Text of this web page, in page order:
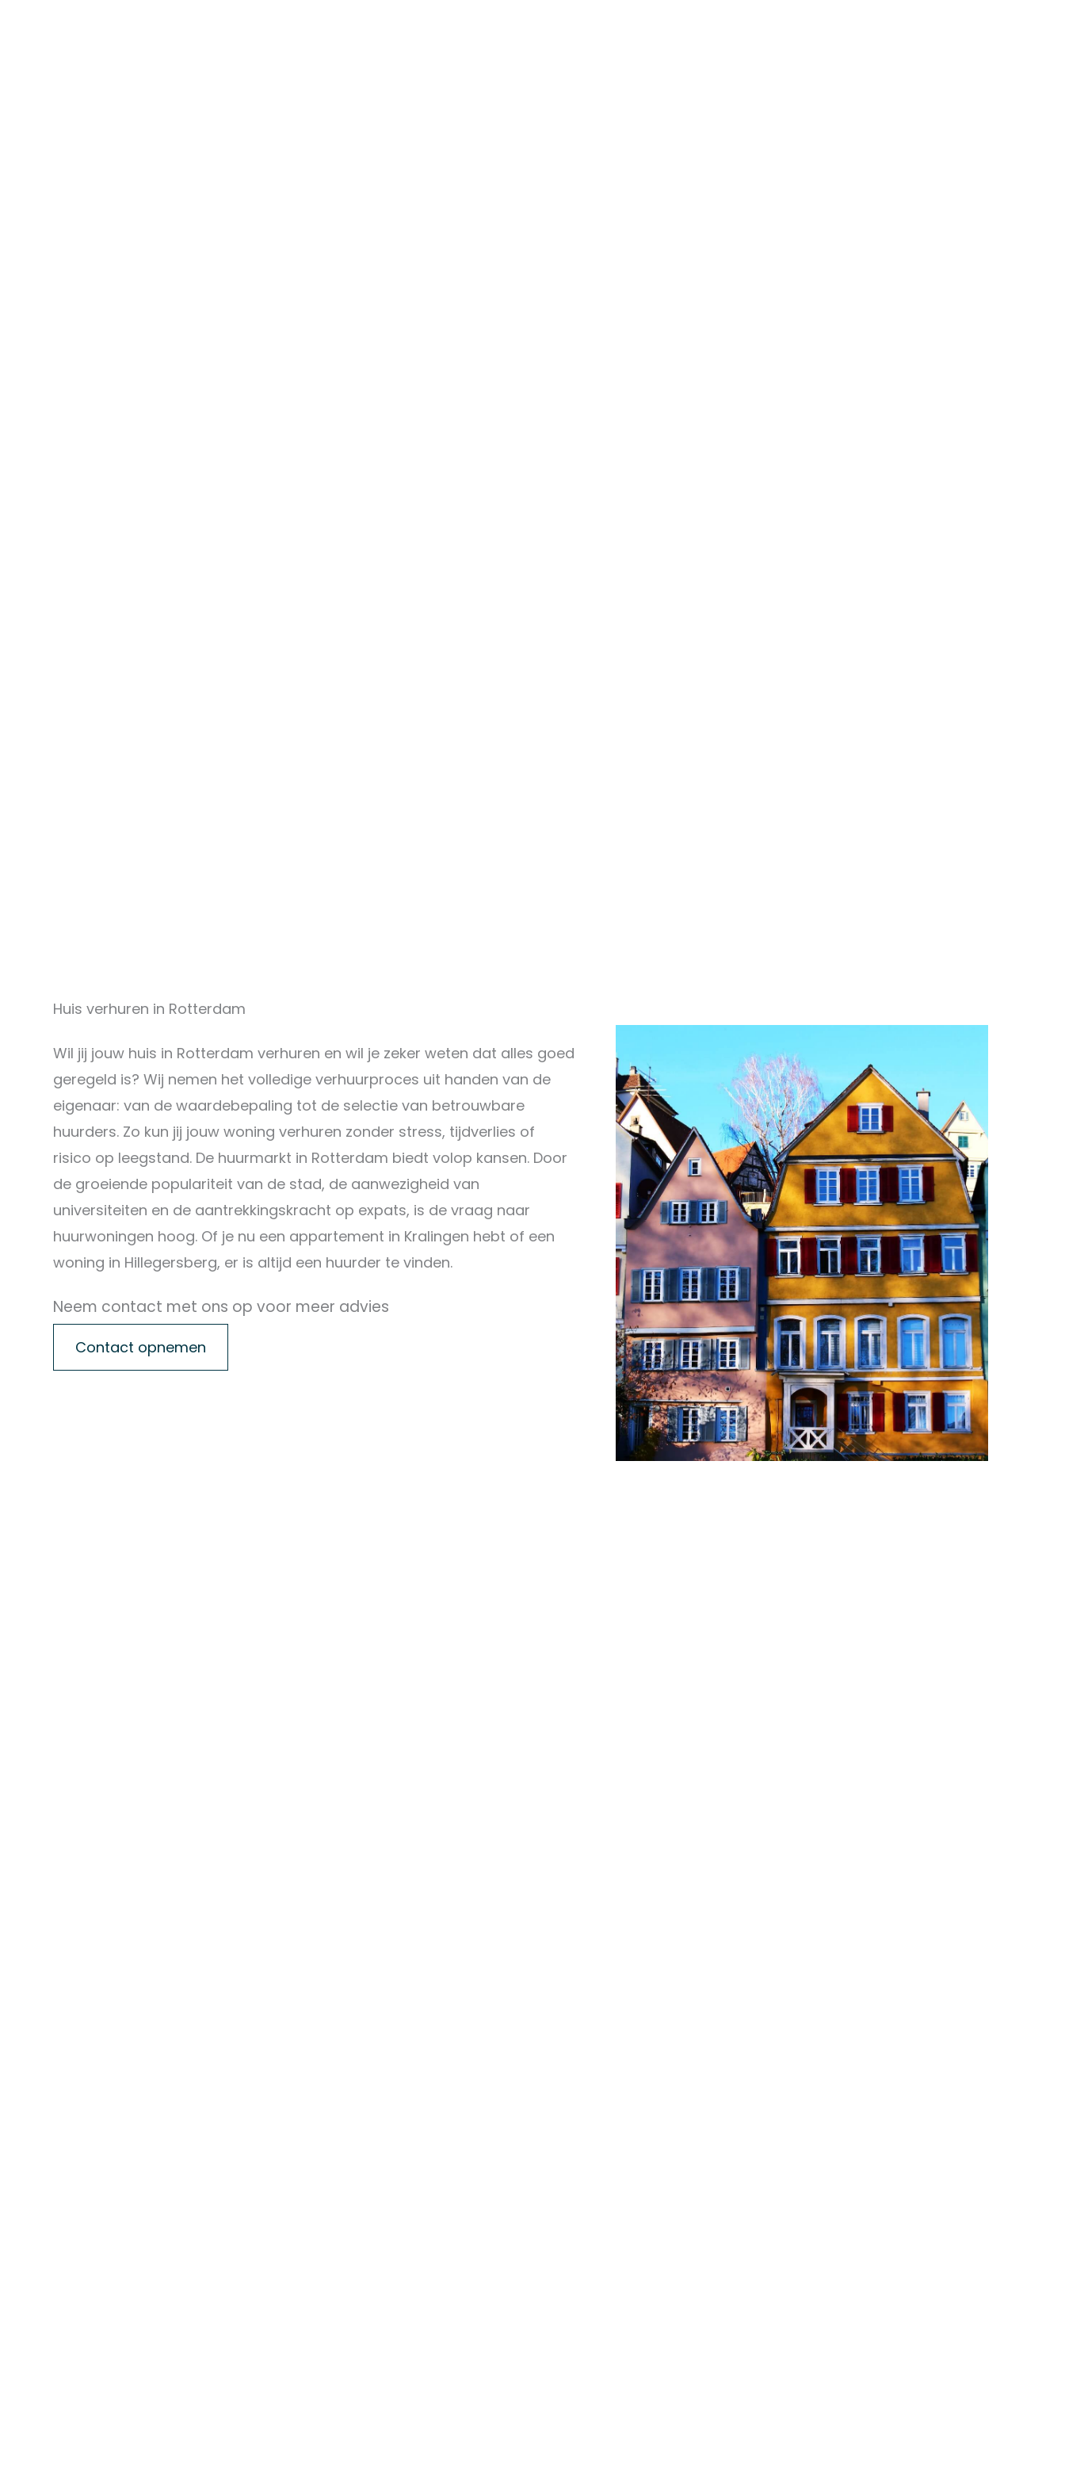
Huis verhuren in Rotterdam
Wil jij jouw huis in Rotterdam verhuren en wil je zeker weten dat alles goed
geregeld is? Wij nemen het volledige verhuurproces uit handen van de
eigenaar: van de waardebepaling tot de selectie van betrouwbare
huurders. Zo kun jij jouw woning verhuren zonder stress, tijdverlies of
risico op leegstand. De huurmarkt in Rotterdam biedt volop kansen. Door
de groeiende populariteit van de stad, de aanwezigheid van
universiteiten en de aantrekkingskracht op expats, is de vraag naar
huurwoningen hoog. Of je nu een appartement in Kralingen hebt of een
woning in Hillegersberg, er is altijd een huurder te vinden.
Neem contact met ons op voor meer advies
Contact opnemen